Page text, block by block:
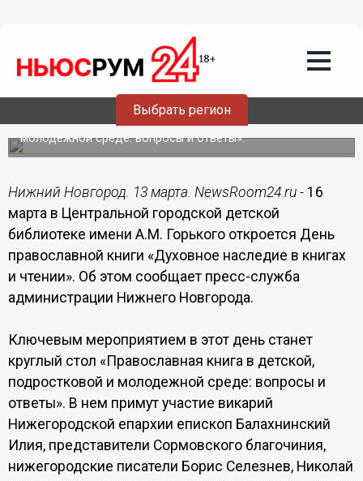
Выбрать регион
День православной книги откроется в
Нижнем Новгороде 16 марта
Ключевым мероприятием станет круглый стол
«Православная книга в детской, подростковой и
молодежной среде: вопросы и ответы».
Нижний Новгород. 13 марта. NewsRoom24.ru - 16
марта в Центральной городской детской
библиотеке имени А.М. Горького откроется День
православной книги «Духовное наследие в книгах
и чтении». Об этом сообщает пресс-служба
администрации Нижнего Новгорода.
Ключевым мероприятием в этот день станет
круглый стол «Православная книга в детской,
подростковой и молодежной среде: вопросы и
ответы». В нем примут участие викарий
Нижегородской епархии епископ Балахнинский
Илия, представители Сормовского благочиния,
нижегородские писатели Борис Селезнев, Николай